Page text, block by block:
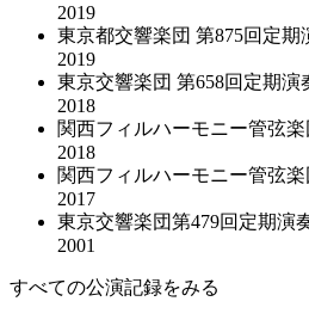
2019
東京都交響楽団 第875回定期
2019
東京交響楽団 第658回定期演
2018
関西フィルハーモニー管弦
2018
関西フィルハーモニー管弦
2017
東京交響楽団第479回定期演
2001
すべての公演記録をみる